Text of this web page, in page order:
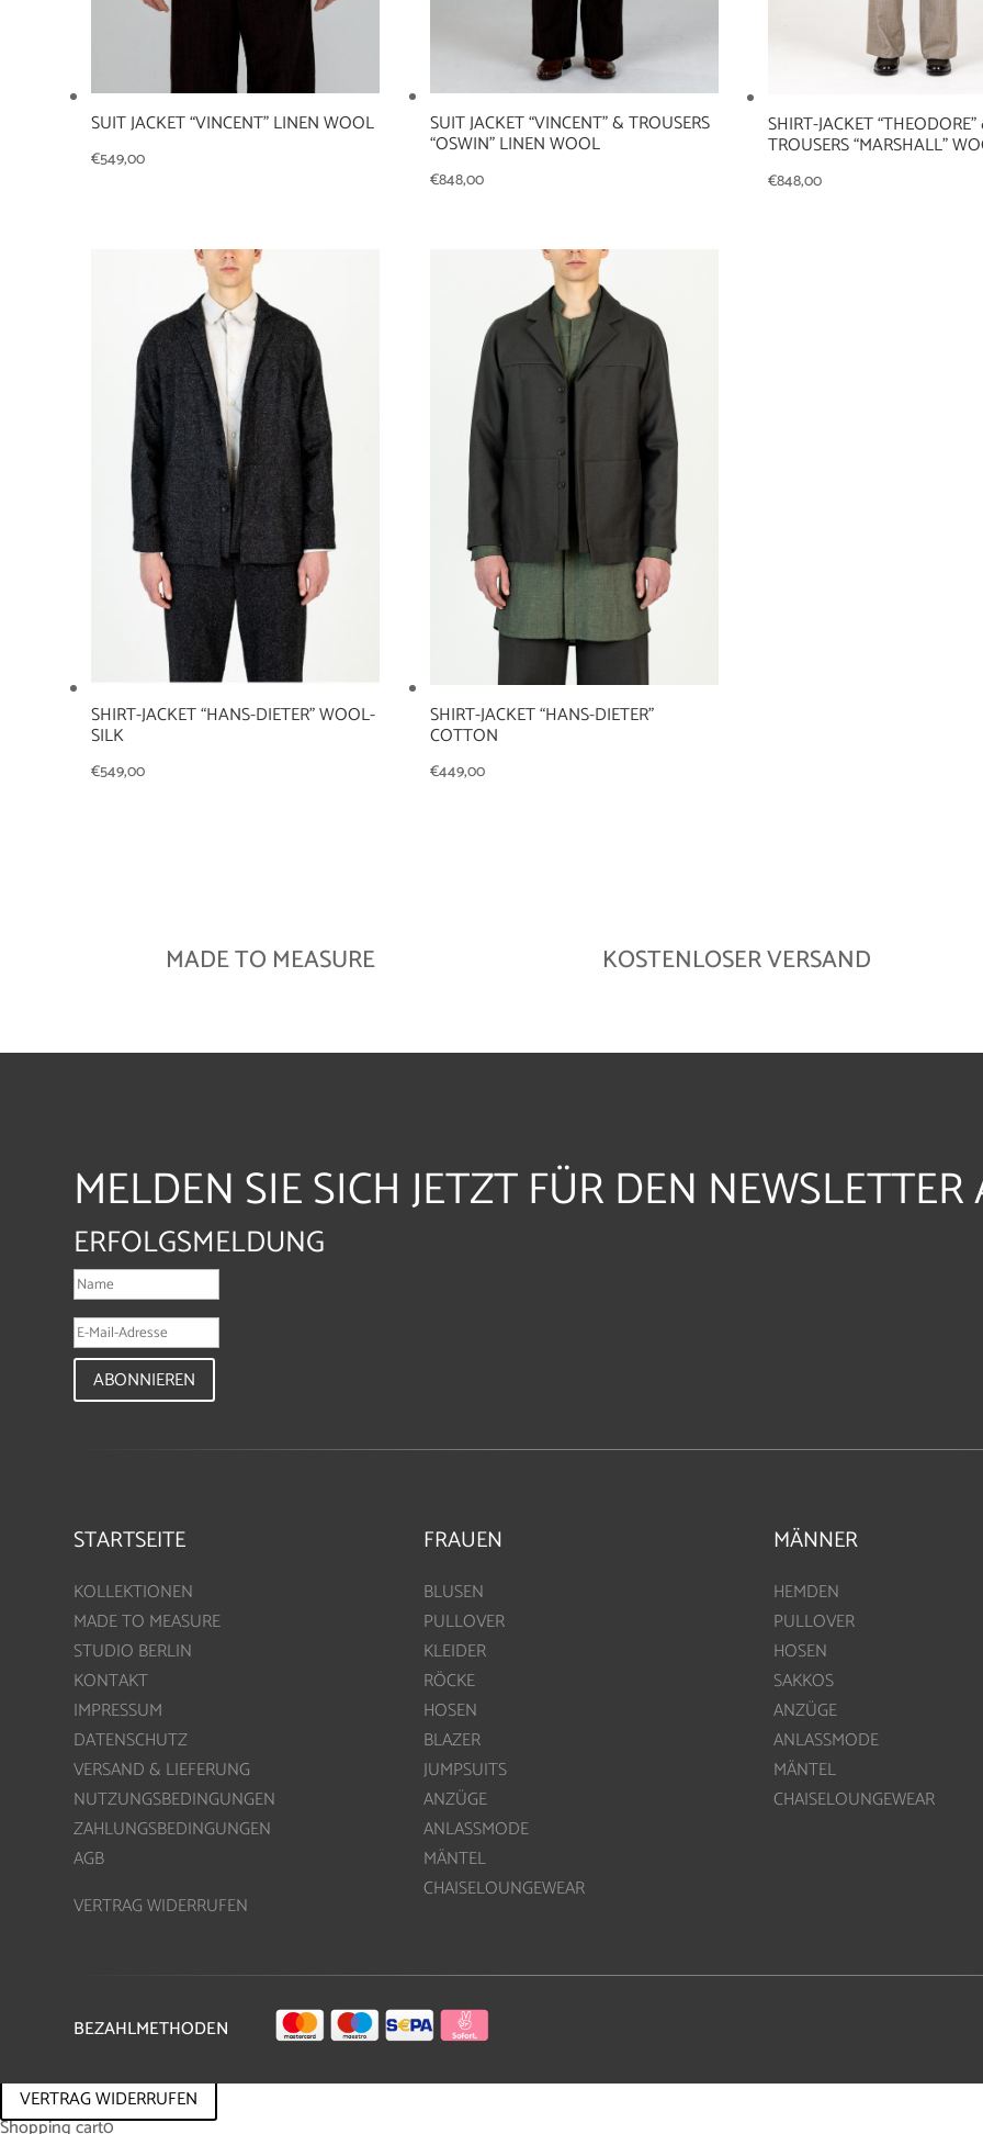
SUIT JACKET “VINCENT” LINEN WOOL
€549,00
SUIT JACKET “VINCENT” & TROUSERS
“OSWIN” LINEN WOOL
€848,00
SHIRT-JACKET
TROUSERS “MARSHALL”
€848,00
SHIRT-JACKET “HANS-DIETER” WOOL-
SILK
€549,00
SHIRT-JACKET “HANS-DIETER”
COTTON
€449,00
MADE TO MEASURE KOSTENLOSER VERSAND
MELDEN SIE SICH JETZT FÜR DEN NEWSLETTER
ERFOLGSMELDUNG
ABONNIEREN
STARTSEITE
KOLLEKTIONEN
MADE TO MEASURE
STUDIO BERLIN
KONTAKT
IMPRESSUM
DATENSCHUTZ
VERSAND & LIEFERUNG
NUTZUNGSBEDINGUNGEN
ZAHLUNGSBEDINGUNGEN
AGB
VERTRAG WIDERRUFEN
FRAUEN
BLUSEN
PULLOVER
KLEIDER
RÖCKE
HOSEN
BLAZER
JUMPSUITS
ANZÜGE
ANLASSMODE
MÄNTEL
CHAISELOUNGEWEAR
MÄNNER
HEMDEN
PULLOVER
HOSEN
SAKKOS
ANZÜGE
ANLASSMODE
MÄNTEL
CHAISELOUNGEWEAR
BEZAHLMETHODEN
VERTRAG WIDERRUFEN
Shopping cart0